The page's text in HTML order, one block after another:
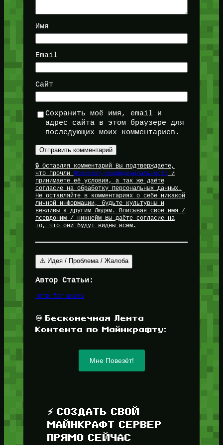
Имя
Email
Сайт
Сохранить моё имя, email и
адрес сайта в этом браузере для
последующих моих комментариев.
🔒 Оставляя комментарий Вы подтверждаете,
что прочли Политику Конфиденциальностии
принимаете её условия, а так же даёте
согласие на обработку Персональных Данных.
Не оставляйте в комментариях о себе никакой
личной информации, будьте культурны и
вежливы к другим Людям. Вписывая своё имя /
псевдоним / никнейм Вы даёте согласие на
то, что они будут видны всем.
⚠️ Идея / Проблема / Жалоба
Автор Статьи:
Пётр for_users
♾️ Бесконечная Лента
Контента по Майнкрафту:
Мне Повезёт!
⚡ СОЗДАТЬ СВОЙ
МАЙНКРАФТ СЕРВЕР
ПРЯМО СЕЙЧАС